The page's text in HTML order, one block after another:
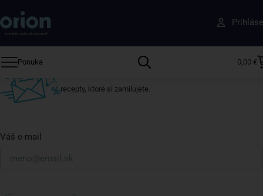
Ponuka 0,00 €
Získajte rady, recepty a tipy na zľavy skôr ako
ktokoľvek iný
Prihláste sa k odberu nášho newslettera.
recepty, ktoré si zamilujete.
Váš e-mail